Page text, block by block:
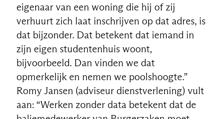
eigenaar van een woning die hij of zij
verhuurt zich laat inschrijven op dat adres, is
dat bijzonder. Dat betekent dat iemand in
zijn eigen studentenhuis woont,
bijvoorbeeld. Dan vinden we dat
opmerkelijk en nemen we poolshoogte.”
Romy Jansen (adviseur dienstverlening) vult
aan: “Werken zonder data betekent dat de